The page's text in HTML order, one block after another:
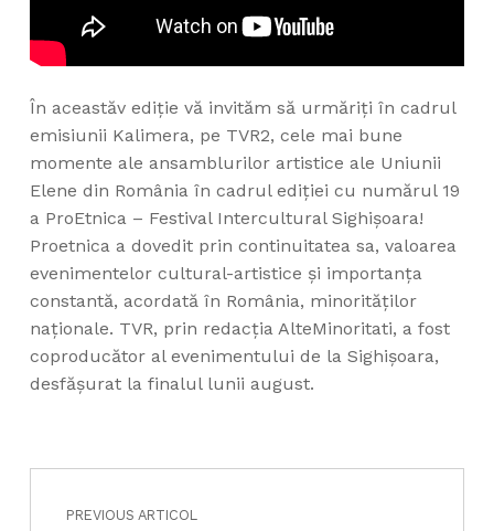
În aceastăv ediție vă invităm să urmăriţi în cadrul
emisiunii Kalimera, pe TVR2, cele mai bune
momente ale ansamblurilor artistice ale Uniunii
Elene din România în cadrul ediţiei cu numărul 19
a ProEtnica – Festival Intercultural Sighișoara!
Proetnica a dovedit prin continuitatea sa, valoarea
evenimentelor cultural-artistice şi importanţa
constantă, acordată în România, minorităţilor
naţionale. TVR, prin redacţia AlteMinoritati, a fost
coproducător al evenimentului de la Sighişoara,
desfăşurat la finalul lunii august.
Skip back to main navigation
Navigare în articole
PREVIOUS ARTICOL